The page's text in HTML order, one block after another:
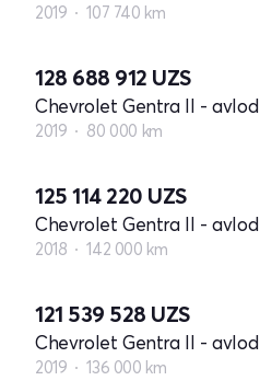
2019 107 740 km
128 688 912 UZS
Chevrolet Gentra II - avlod
2019 80 000 km
125 114 220 UZS
Chevrolet Gentra II - avlod
2018 142 000 km
121 539 528 UZS
Chevrolet Gentra II - avlod
2019 136 000 km